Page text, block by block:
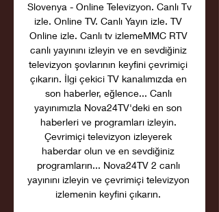
Slovenya - Online Televizyon. Canlı Tv
izle. Online TV. Canlı Yayın izle. TV
Online izle. Canlı tv izlemeMMC RTV
canlı yayınını izleyin ve en sevdiğiniz
televizyon şovlarının keyfini çevrimiçi
çıkarın. İlgi çekici TV kanalımızda en
son haberler, eğlence... Canlı
yayınımızla Nova24TV'deki en son
haberleri ve programları izleyin.
Çevrimiçi televizyon izleyerek
haberdar olun ve en sevdiğiniz
programların... Nova24TV 2 canlı
yayınını izleyin ve çevrimiçi televizyon
izlemenin keyfini çıkarın.